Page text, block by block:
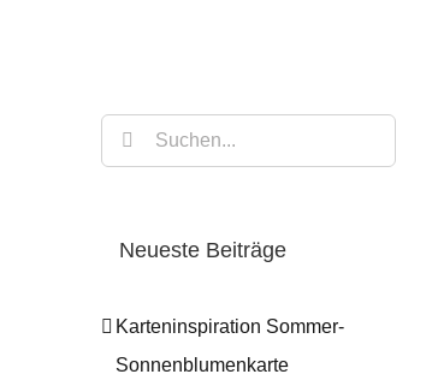
Suche
nach:
Neueste Beiträge
Karteninspiration Sommer-
Sonnenblumenkarte